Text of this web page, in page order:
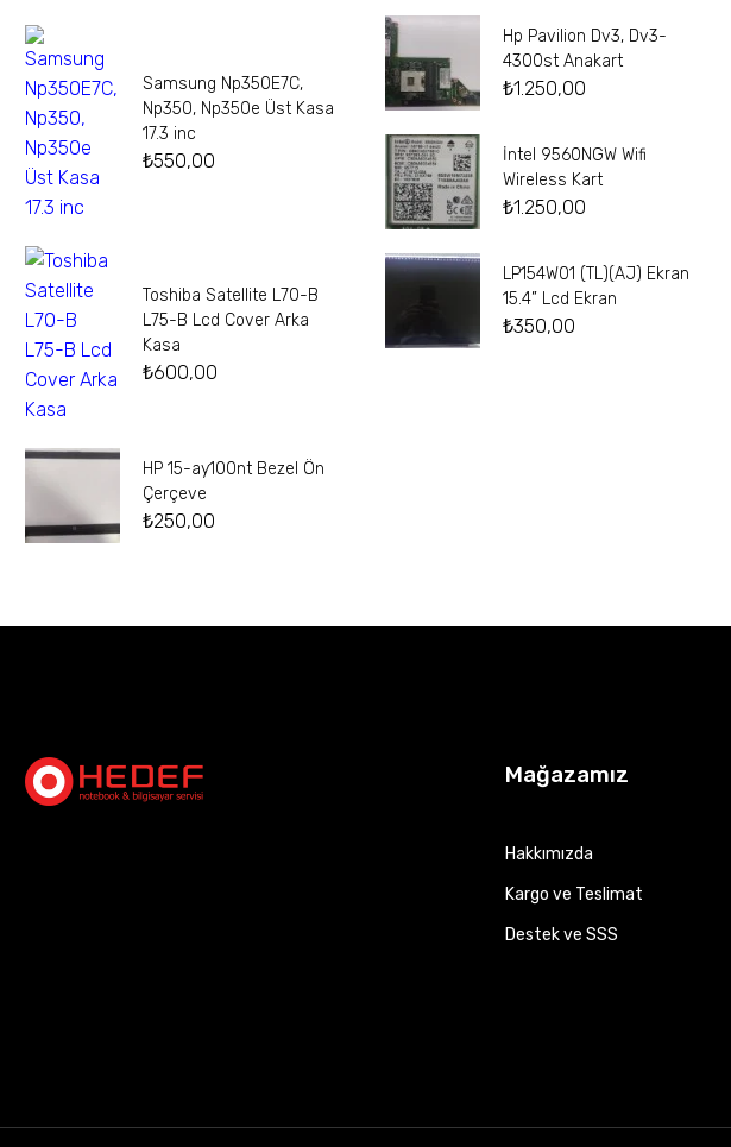
Samsung Np350E7C,
Np350, Np350e Üst Kasa
17.3 inc
₺550,00
Toshiba Satellite L70-B
L75-B Lcd Cover Arka
Kasa
₺600,00
HP 15-ay100nt Bezel Ön
Çerçeve
₺250,00
Hp Pavilion Dv3, Dv3-
4300st Anakart
₺1.250,00
İntel 9560NGW Wifi
Wireless Kart
₺1.250,00
LP154W01 (TL)(AJ) Ekran
15.4” Lcd Ekran
₺350,00
Mağazamız
Hakkımızda
Kargo ve Teslimat
Destek ve SSS